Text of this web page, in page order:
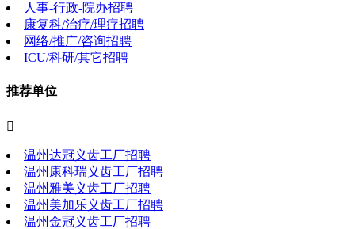
人事-行政-院办招聘
康复科/治疗/理疗招聘
网络/推广/咨询招聘
ICU/科研/其它招聘
推荐单位

温州达冠义齿工厂招聘
温州康科瑞义齿工厂招聘
温州雅美义齿工厂招聘
温州美加乐义齿工厂招聘
温州金冠义齿工厂招聘